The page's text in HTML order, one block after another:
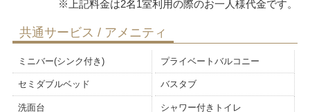
共通サービス / アメニティ
ミニバー(シンク付き) プライベートバルコニー
セミダブルベッド バスタブ
洗面台 シャワー付きトイレ